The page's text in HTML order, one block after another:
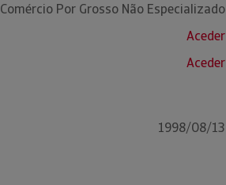
Comércio Por Grosso Não Especializado
Aceder
Aceder
1998/08/13